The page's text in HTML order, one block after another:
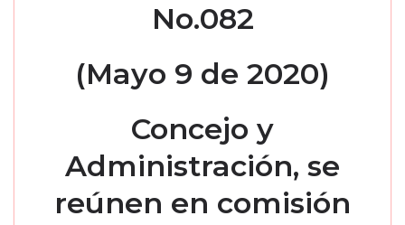
No.082
(Mayo 9 de 2020)
Concejo y
Administración, se
reúnen en comisión